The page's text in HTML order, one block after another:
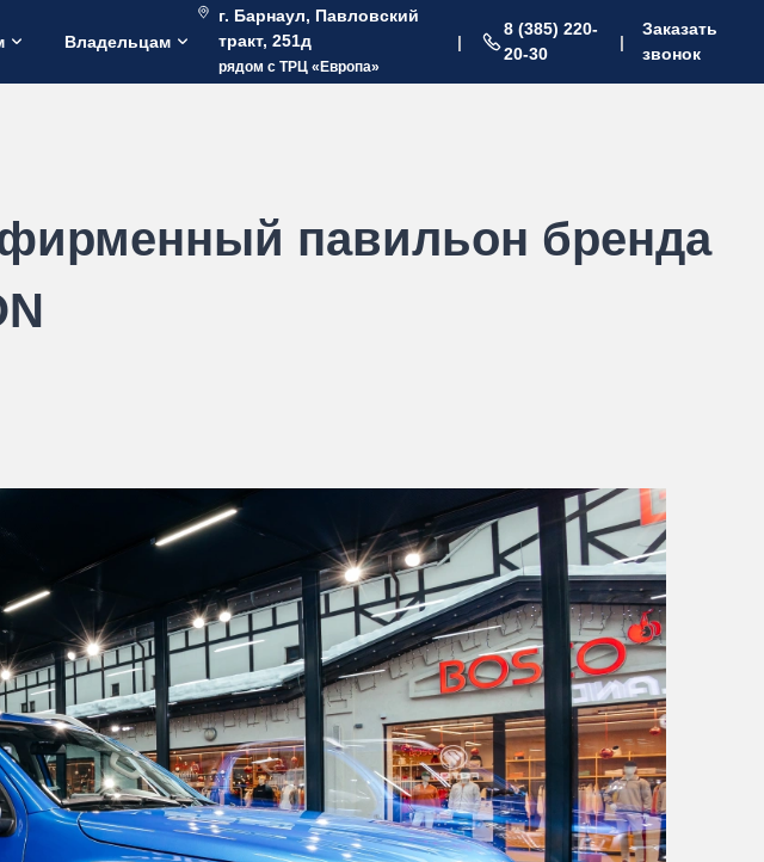
Владельцам
г. Барнаул, Павловский
тракт, 251д
рядом с ТРЦ «Европа»
|
8 (385) 220-
20-30
|
Заказать
звонок
фирменный павильон бренда